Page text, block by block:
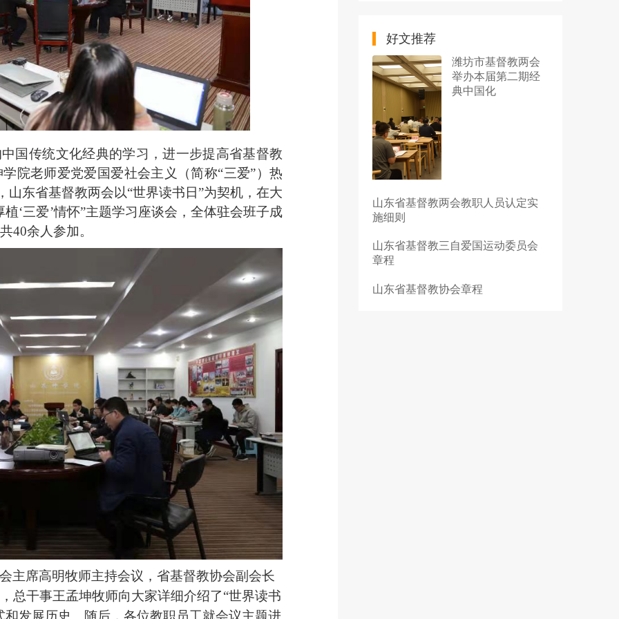
国传统文化经典的学习，进一步提高省基督教
院老师爱党爱国爱社会主义（简称“三爱”）热
山东省基督教两会以“世界读书日”为契机，在大
‘三爱’情怀”主题学习座谈会，全体驻会班子成
40余人参加。
主席高明牧师主持会议，省基督教协会副会长
总干事王孟坤牧师向大家详细介绍了“世界读书
发展历史。随后，各位教职员工就会议主题进
好文推荐
潍坊市基督教两会
举办本届第二期经
典中国化
山东省基督教两会教职人员认定实
施细则
山东省基督教三自爱国运动委员会
章程
山东省基督教协会章程